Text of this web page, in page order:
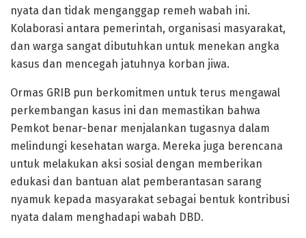
nyata dan tidak menganggap remeh wabah ini.
Kolaborasi antara pemerintah, organisasi masyarakat,
dan warga sangat dibutuhkan untuk menekan angka
kasus dan mencegah jatuhnya korban jiwa.
Ormas GRIB pun berkomitmen untuk terus mengawal
perkembangan kasus ini dan memastikan bahwa
Pemkot benar-benar menjalankan tugasnya dalam
melindungi kesehatan warga. Mereka juga berencana
untuk melakukan aksi sosial dengan memberikan
edukasi dan bantuan alat pemberantasan sarang
nyamuk kepada masyarakat sebagai bentuk kontribusi
nyata dalam menghadapi wabah DBD.